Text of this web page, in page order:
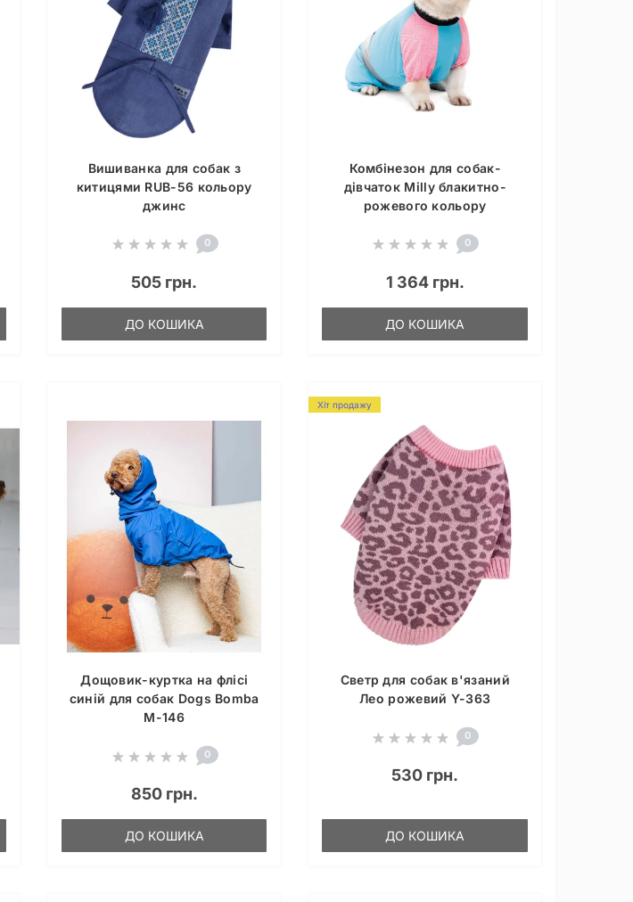
Вишиванка для собак з
китицями RUB-56 кольору
джинс
0
505 грн.
ДО КОШИКА
Комбінезон для собак-
дівчаток Milly блакитно-
рожевого кольору
0
1 364 грн.
ДО КОШИКА
Дощовик-куртка на флісі
синій для собак Dogs Bomba
M-146
0
850 грн.
ДО КОШИКА
Хіт продажу
Светр для собак в'язаний
Лео рожевий Y-363
0
530 грн.
ДО КОШИКА